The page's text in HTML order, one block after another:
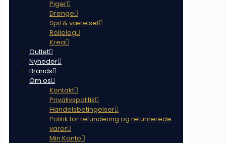
Piger
Drenge
Spil & værelset
Rolleleg
Krea
Outlet
Nyheder
Brands
Om os
Kontakt
Privalivspolitik
Handelsbetingelser
Politik for refundering og returnerede
varer
Min Konto